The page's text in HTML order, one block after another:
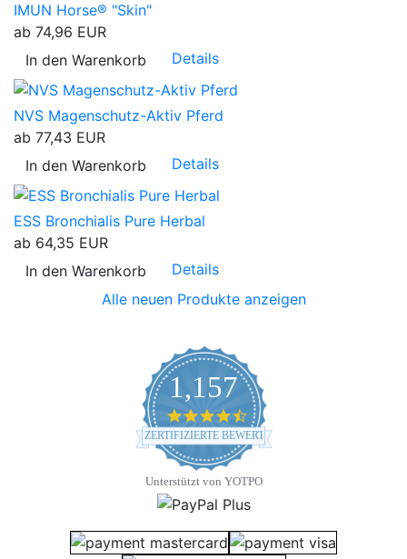
IMUN Horse® "Skin"
ab 74,96 EUR
In den Warenkorb
Details
NVS Magenschutz-Aktiv Pferd
ab 77,43 EUR
In den Warenkorb
Details
ESS Bronchialis Pure Herbal
ab 64,35 EUR
In den Warenkorb
Details
Alle neuen Produkte anzeigen
1,157
4.7 star rating
ZERTIFIZIERTE BEWERTUNGEN
Unterstützt von YOTPO